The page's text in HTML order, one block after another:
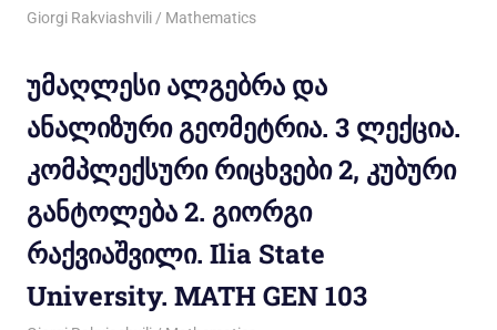
26/10/2012
Giorgi Rakviashvili Mathematics
უმაღლესი ალგებრა და
ანალიზური გეომეტრია. 3 ლექცია.
კომპლექსური რიცხვები 2, კუბური
განტოლება 2. გიორგი
რაქვიაშვილი. Ilia State
University. MATH GEN 103